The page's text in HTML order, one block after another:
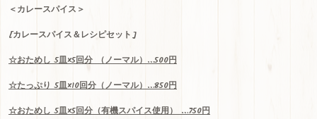
＜カレースパイス＞
[カレースパイス＆レシピセット]
☆おためし5皿×5回分（ノーマル）…500円
☆たっぷり5皿×10回分（ノーマル）…850円
☆おためし5皿×5回分（有機スパイス使用）…750円